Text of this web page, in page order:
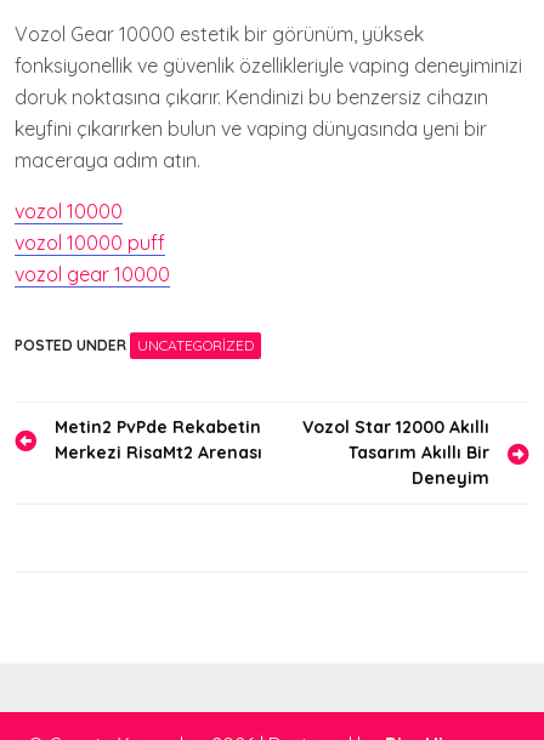
Vozol Gear 10000 estetik bir görünüm, yüksek
fonksiyonellik ve güvenlik özellikleriyle vaping deneyiminizi
doruk noktasına çıkarır. Kendinizi bu benzersiz cihazın
keyfini çıkarırken bulun ve vaping dünyasında yeni bir
maceraya adım atın.
vozol 10000
vozol 10000 puff
vozol gear 10000
POSTED UNDER UNCATEGORIZED
Yazı
gezinmesi
Metin2 PvPde Rekabetin
Merkezi RisaMt2 Arenası
Vozol Star 12000 Akıllı
Tasarım Akıllı Bir
Deneyim